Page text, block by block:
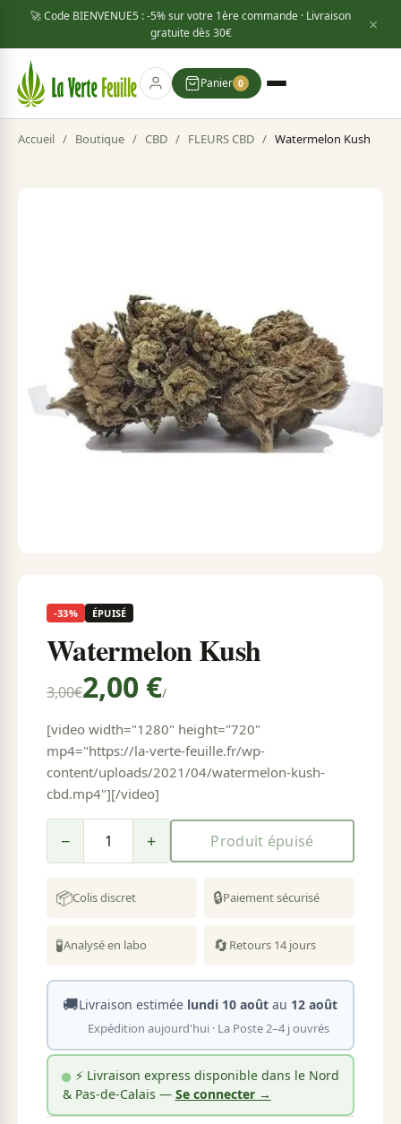
🚀 Code BIENVENUE5 : -5% sur votre 1ère commande · Livraison
gratuite dès 30€ ×
Panier 0
Accueil / Boutique / CBD / FLEURS CBD / Watermelon Kush
-33% ÉPUISÉ
Watermelon Kush
3,00€2,00 €/
[video width="1280" height="720"
mp4="https://la-verte-feuille.fr/wp-
content/uploads/2021/04/watermelon-kush-
cbd.mp4"][/video]
− + Produit épuisé
📦Colis discret 🔒Paiement sécurisé
🧪Analysé en labo 🔄Retours 14 jours
🚚Livraison estimée lundi 10 aoûtau 12 août
Expédition aujourd'hui · La Poste 2–4 j ouvrés
⚡ Livraison express disponible dans le Nord
& Pas-de-Calais — Se connecter →